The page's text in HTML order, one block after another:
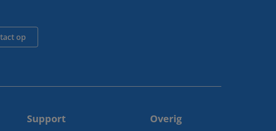
op
Support Overig